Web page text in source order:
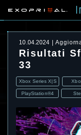
10.04.2024
Risultati
33
Xbox Series X|S
PlayStation®4